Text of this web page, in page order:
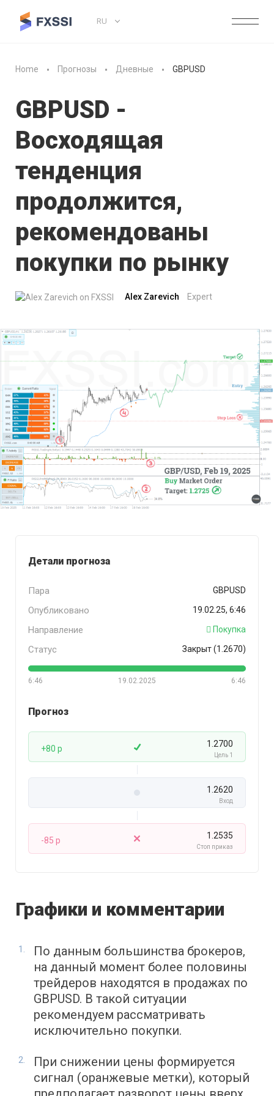
RU
Home Прогнозы Дневные GBPUSD
GBPUSD -
Восходящая
тенденция
продолжится,
рекомендованы
покупки по рынку
Alex Zarevich Expert
Детали прогноза
Пара GBPUSD
Опубликовано 19.02.25, 6:46
Направление Покупка
Статус Закрыт (1.2670)
6:46 6:46
19.02.2025
Прогноз
+80 p 1.2700
Цель 1
1.2620
Вход
-85 p 1.2535
Стоп приказ
Графики и комментарии
По данным большинства брокеров,
на данный момент более половины
трейдеров находятся в продажах по
GBPUSD. В такой ситуации
рекомендуем рассматривать
исключительно покупки.
При снижении цены формируется
сигнал (оранжевые метки), который